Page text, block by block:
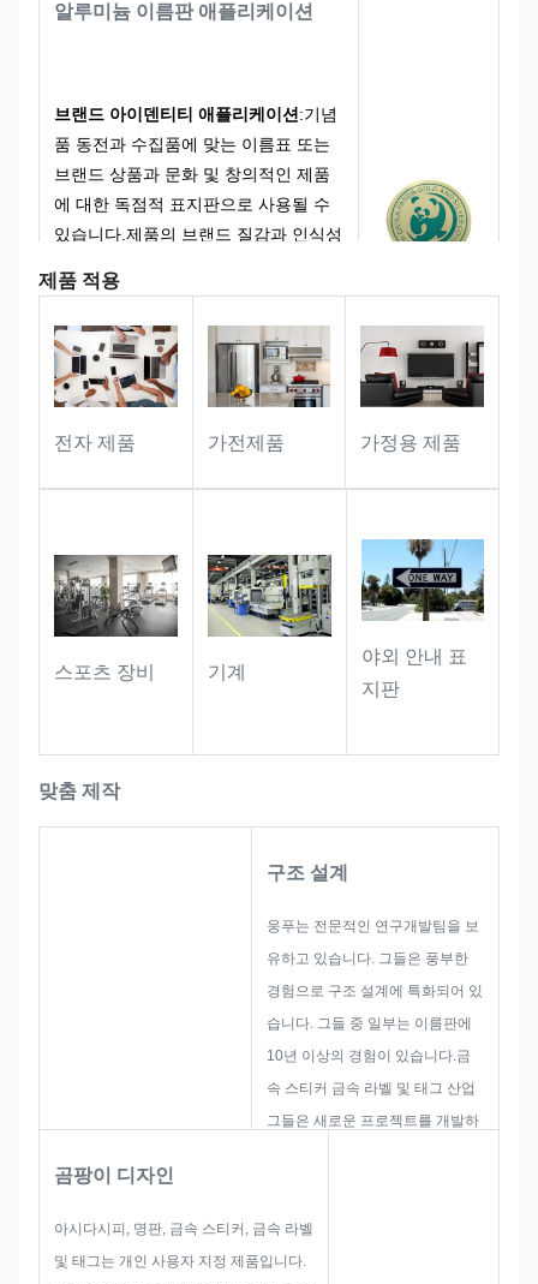
께,우리는 일관된 제품 품질을 보장하기
알루미늄 이름판 애플리케이션
브랜드 아이덴티티 애플리케이션 :기념
품 동전과 수집품에 맞는 이름표 또는
브랜드 상품과 문화 및 창의적인 제품
에 대한 독점적 표지판으로 사용될 수
있습니다.제품의 브랜드 질감과 인식성
선물 및 기념품 응용 프로그램:기념품
과 기업/사업 선물의 사용자 지정 명판
으로 이상적입니다. 선물의 프리미엄
느낌과 기념 가치를 높이기 위해 독특
한 표지를 추가합니다.
제품 적용
전자 제품 가전제품 가정용 제품
스포츠 장비 기계
야외 안내 표
지판
맞춤 제작
구조 설계
웅푸는 전문적인 연구개발팀을 보
유하고 있습니다. 그들은 풍부한
경험으로 구조 설계에 특화되어 있
습니다. 그들 중 일부는 이름판에
10년 이상의 경험이 있습니다.금
속 스티커 금속 라벨 및 태그 산업
그들은 새로운 프로젝트를 개발하
곰팡이 디자인
아시다시피, 명판, 금속 스티커, 금속 라벨
및 태그는 개인 사용자 지정 제품입니다.